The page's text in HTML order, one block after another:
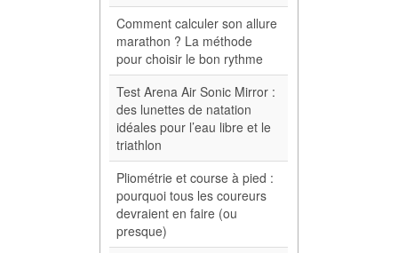
Comment calculer son allure
marathon ? La méthode
pour choisir le bon rythme
Test Arena Air Sonic Mirror :
des lunettes de natation
idéales pour l’eau libre et le
triathlon
Pliométrie et course à pied :
pourquoi tous les coureurs
devraient en faire (ou
presque)